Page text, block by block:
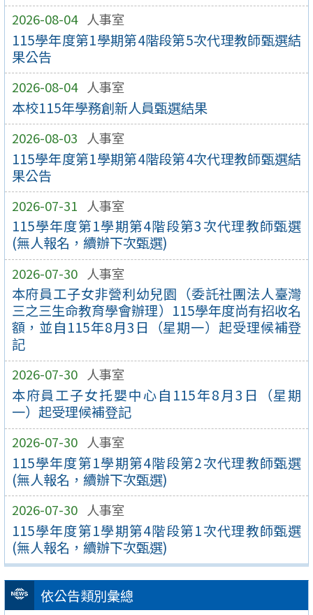
2026-08-04 人事室
115學年度第1學期第4階段第5次代理教師甄選結
果公告
2026-08-04 人事室
本校115年學務創新人員甄選結果
2026-08-03 人事室
115學年度第1學期第4階段第4次代理教師甄選結
果公告
2026-07-31 人事室
115學年度第1學期第4階段第3次代理教師甄選
(無人報名，續辦下次甄選)
2026-07-30 人事室
本府員工子女非營利幼兒園（委託社團法人臺灣
三之三生命教育學會辦理）115學年度尚有招收名
額，並自115年8月3日（星期一）起受理候補登
記
2026-07-30 人事室
本府員工子女托嬰中心自115年8月3日（星期
一）起受理候補登記
2026-07-30 人事室
115學年度第1學期第4階段第2次代理教師甄選
(無人報名，續辦下次甄選)
2026-07-30 人事室
115學年度第1學期第4階段第1次代理教師甄選
(無人報名，續辦下次甄選)
依公告類別彙總